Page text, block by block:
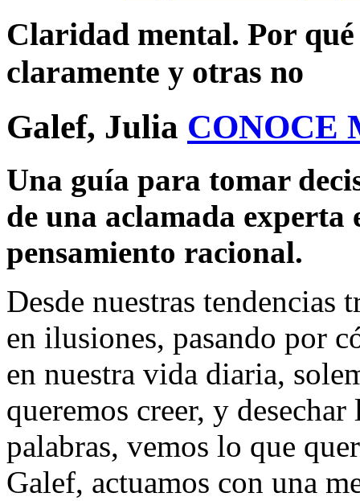
Claridad mental. Por qué
claramente y otras no
Galef, Julia CONOCE
Una guía para tomar
de una aclamada experta
pensamiento racional.
Desde nuestras tendencias
en ilusiones, pasando por
en nuestra vida diaria,
queremos creer, y
palabras, vemos lo que
Galef, actuamos con una